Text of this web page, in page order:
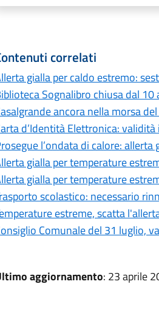
correlati
gialla per caldo estremo:
Sognalibro chiusa dal 10
ancora nella morsa
d’Identità Elettronica:
l’ondata di calore:
gialla per temperature
gialla per temperature
scolastico: necessario
estreme, scatta
Comunale del 31 luglio,
aggiornamento: 23 aprile